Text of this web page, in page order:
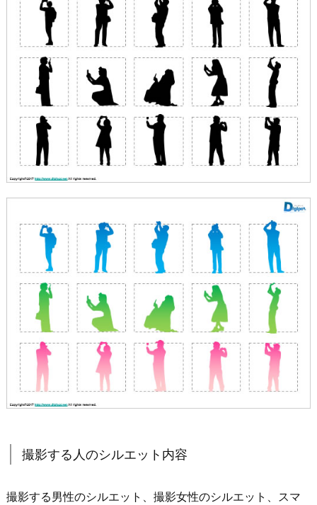
撮影する人のシルエット内容
撮影する男性のシルエット、撮影女性のシルエット、スマ